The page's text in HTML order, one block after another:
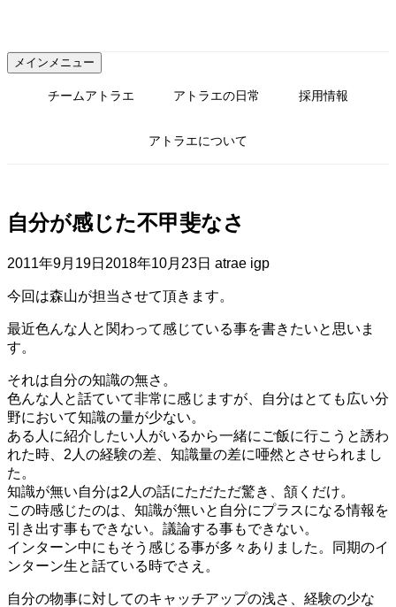
テ
ン
メインメニュー
チームアトラエ アトラエの日常 採用情報
アトラエについて
自分が感じた不甲斐なさ
2011年9月19日 2018年10月23日 atrae igp
今回は森山が担当させて頂きます。
最近色んな人と関わって感じている事を書きたいと思いま
す。
それは自分の知識の無さ。
色んな人と話ていて非常に感じますが、自分はとても広い分
野において知識の量が少ない。
ある人に紹介したい人がいるから一緒にご飯に行こうと誘わ
れた時、2人の経験の差、知識量の差に唖然とさせられまし
た。
知識が無い自分は2人の話にただただ驚き、頷くだけ。
この時感じたのは、知識が無いと自分にプラスになる情報を
引き出す事もできない。議論する事もできない。
インターン中にもそう感じる事が多々ありました。同期のイ
ンターン生と話ている時でさえ。
自分の物事に対してのキャッチアップの浅さ、経験の少な